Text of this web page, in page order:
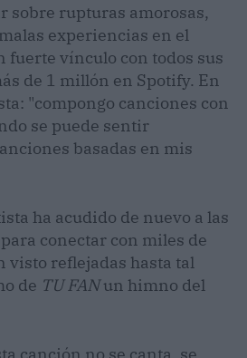
sobre rupturas amorosas,
experiencias en el
fuerte vínculo con todos sus
de 1 millón en Spotify. En
"compongo canciones con
se puede sentir
basadas en mis
ha acudido de nuevo a las
conectar con miles de
visto reflejadas hasta tal
de TU FANun himno del
canción no se canta, se